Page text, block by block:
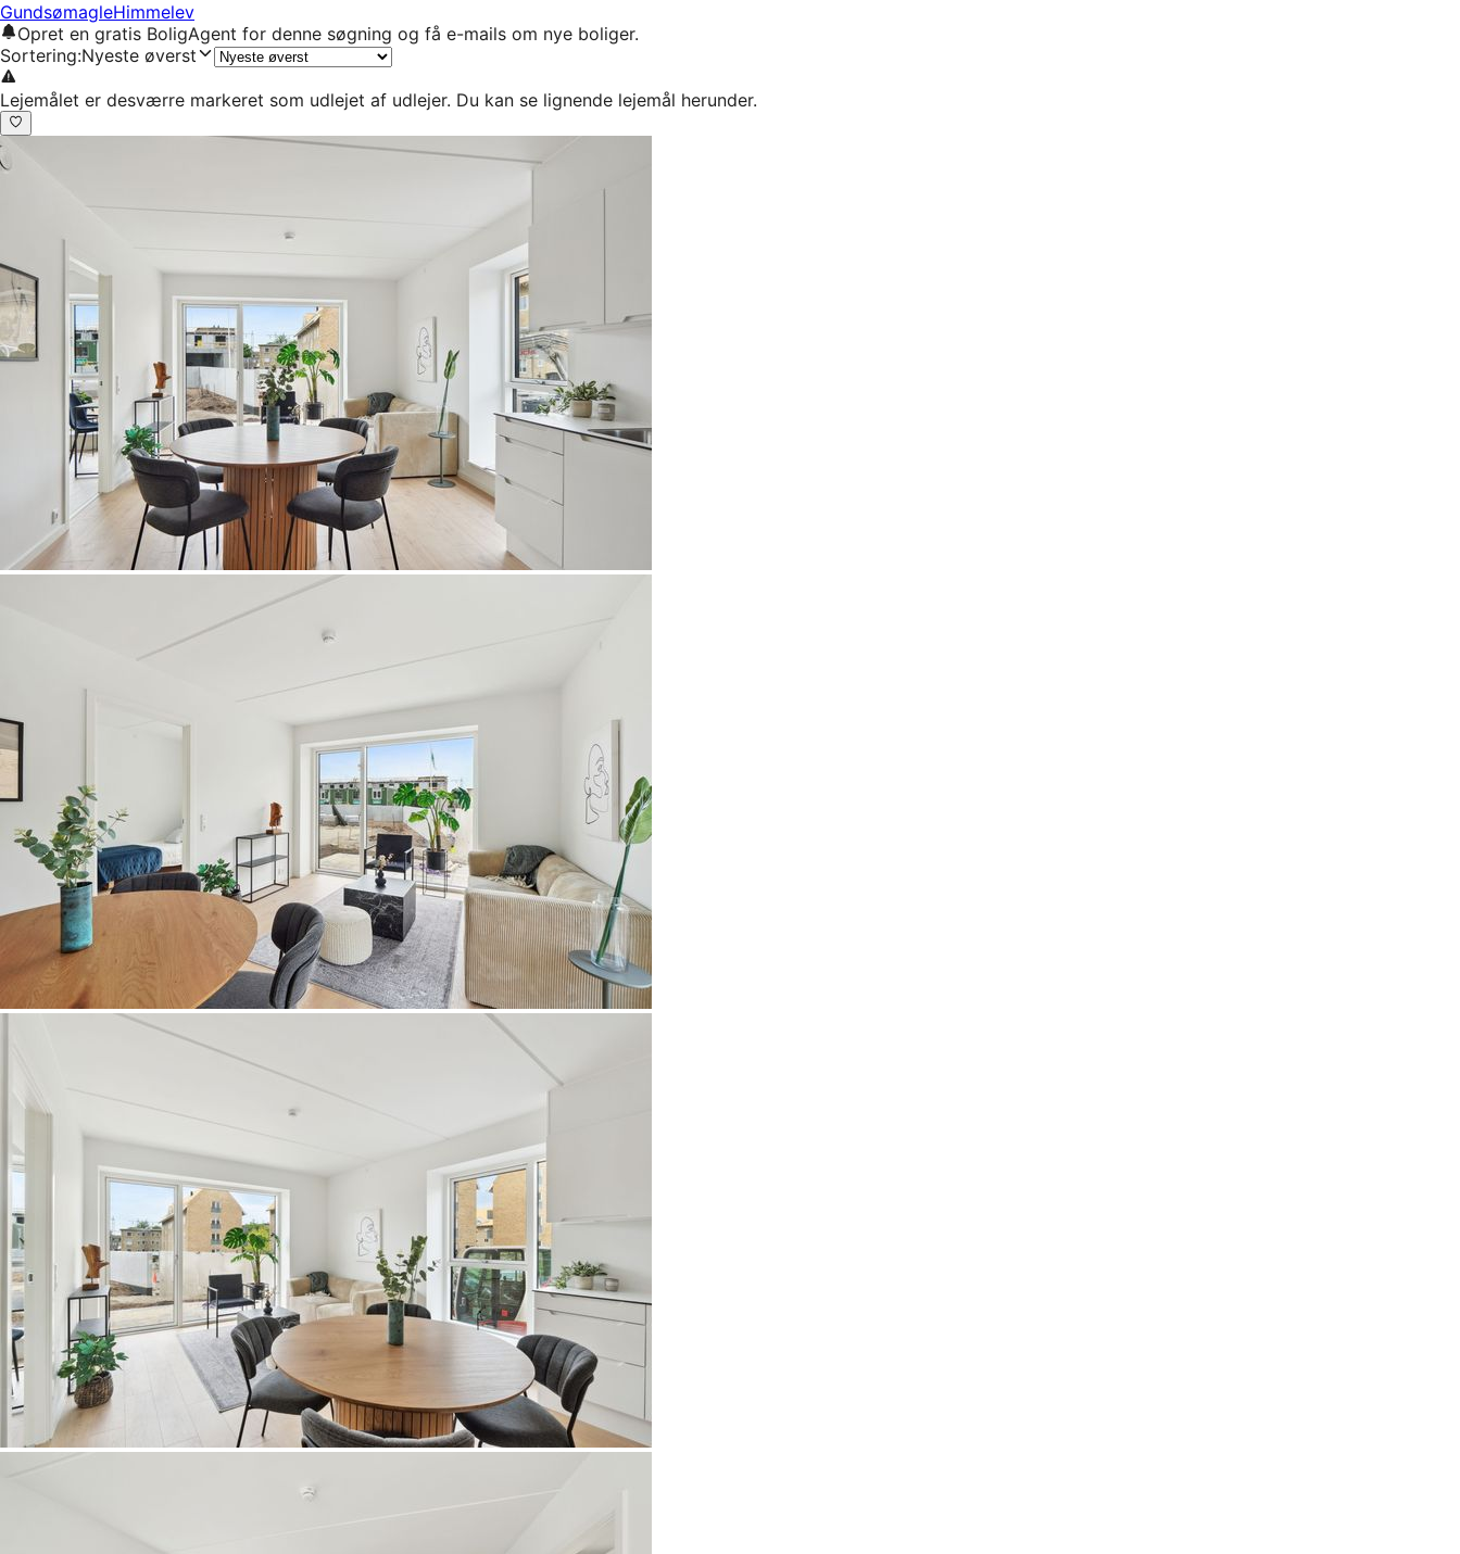
GundsømagleHimmelev
Opret en gratis BoligAgent for denne søgning og få e-mails om nye boliger.
Sortering:Nyeste øverst
Lejemålet er desværre markeret som udlejet af udlejer. Du kan se lignende lejemål herunder.